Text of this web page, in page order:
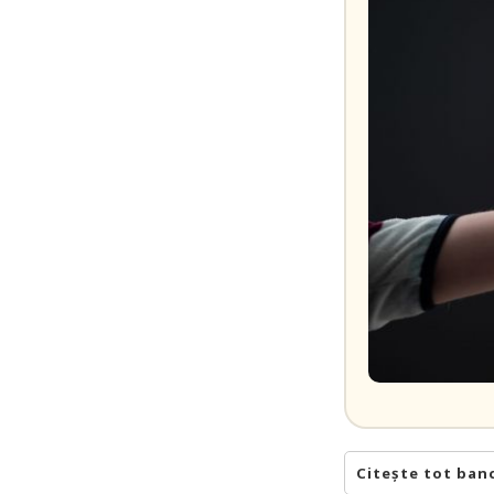
Citește tot